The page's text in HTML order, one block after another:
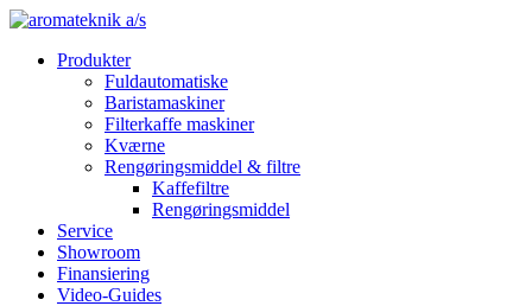
Produkter
Fuldautomatiske
Baristamaskiner
Filterkaffe maskiner
Kværne
Rengøringsmiddel & filtre
Kaffefiltre
Rengøringsmiddel
Service
Showroom
Finansiering
Video-Guides